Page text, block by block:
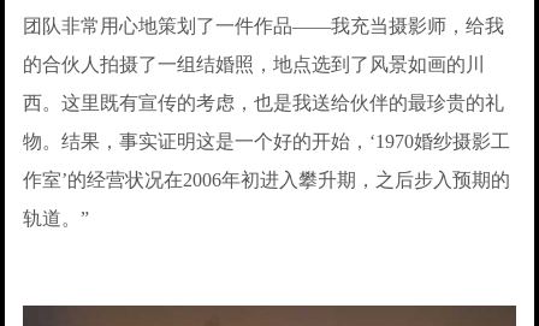
团队非常用心地策划了一件作品——我充当摄影师，给我
的合伙人拍摄了一组结婚照，地点选到了风景如画的川
西。这里既有宣传的考虑，也是我送给伙伴的最珍贵的礼
物。结果，事实证明这是一个好的开始，‘1970婚纱摄影工
作室’的经营状况在2006年初进入攀升期，之后步入预期的
轨道。”